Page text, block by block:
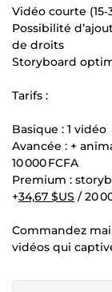
Vidéo courte
Possibilité
de droits
Storyboard
Tarifs :
Basique : 1 vidéo
Avancée : +
10 000 FCFA
Premium :
+34,67 $US / 20
Commandez
vidéos qui